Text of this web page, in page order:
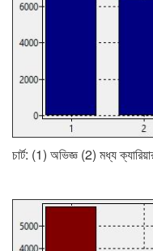
চার্ট: (1) অভিজ্ঞ (2) মধ্য